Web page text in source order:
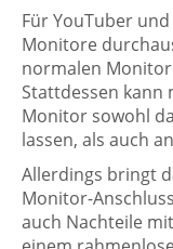
Für YouTuber
Monitore
normalen
Stattdessen kann
Monitor sowohl
lassen, als auch
Allerdings bringt
Monitor-
auch Nachteile